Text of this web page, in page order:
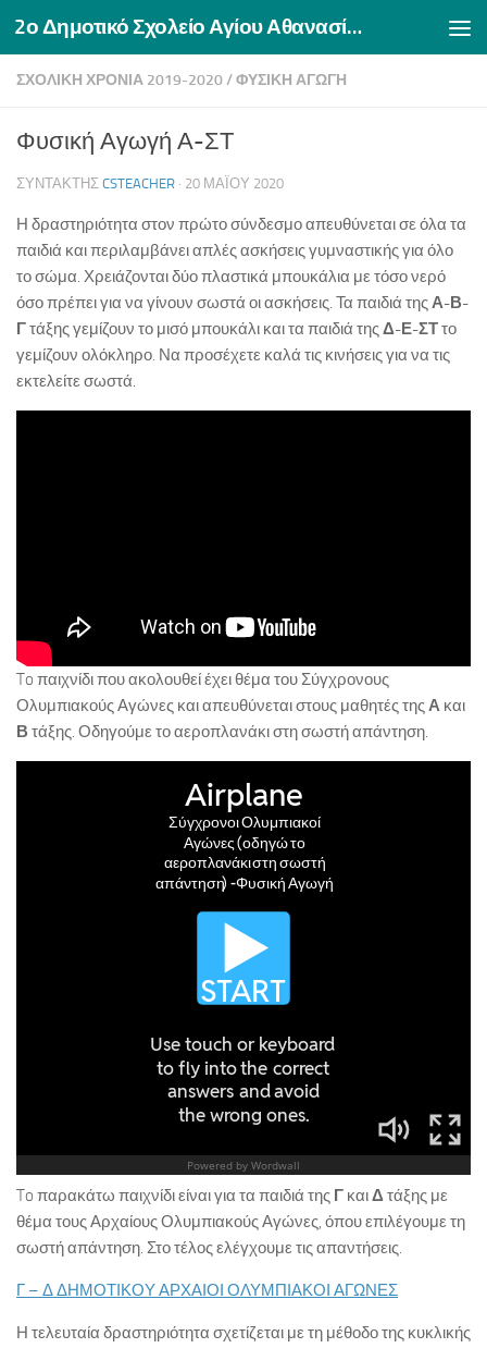
Skip to content 2ο Δημοτικό Σχολείο Αγίου Αθανασίου Δράμας
ΣΧΟΛΙΚΉ ΧΡΟΝΙΆ 2019-2020/ΦΥΣΙΚΉ ΑΓΩΓΉ
Φυσική Αγωγή Α-ΣΤ
ΣΥΝΤΆΚΤΗΣ CSTEACHER · 20 ΜΑΪ́ΟΥ 2020
Η δραστηριότητα στον πρώτο σύνδεσμο απευθύνεται σε όλα τα
παιδιά και περιλαμβάνει απλές ασκήσεις γυμναστικής για όλο
το σώμα. Χρειάζονται δύο πλαστικά μπουκάλια με τόσο νερό
όσο πρέπει για να γίνουν σωστά οι ασκήσεις. Τα παιδιά τηςΑ-Β-
Γτάξης γεμίζουν το μισό μπουκάλι και τα παιδιά τηςΔ-Ε-ΣΤτο
γεμίζουν ολόκληρο. Να προσέχετε καλά τις κινήσεις για να τις
εκτελείτε σωστά.
To παιχνίδι που ακολουθεί έχει θέμα του Σύγχρονους
Ολυμπιακούς Αγώνες και απευθύνεται στους μαθητές τηςΑ και
Β τάξης. Οδηγούμε το αεροπλανάκι στη σωστή απάντηση.
To παρακάτω παιχνίδι είναι για τα παιδιά της Γ καιΔτάξης με
θέμα τους Αρχαίους Ολυμπιακούς Αγώνες, όπου επιλέγουμε τη
σωστή απάντηση. Στο τέλος ελέγχουμε τις απαντήσεις.
Γ – Δ ΔΗΜΟΤΙΚΟΥ ΑΡΧΑΙΟΙ ΟΛΥΜΠΙΑΚΟΙ ΑΓΩΝΕΣ
Η τελευταία δραστηριότητα σχετίζεται με τη μέθοδο της κυκλικής